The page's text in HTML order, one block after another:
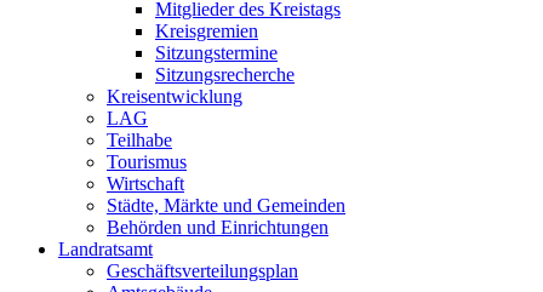
Mitglieder des Kreistags
Kreisgremien
Sitzungstermine
Sitzungsrecherche
Kreisentwicklung
LAG
Teilhabe
Tourismus
Wirtschaft
Städte, Märkte und Gemeinden
Behörden und Einrichtungen
Landratsamt
Geschäftsverteilungsplan